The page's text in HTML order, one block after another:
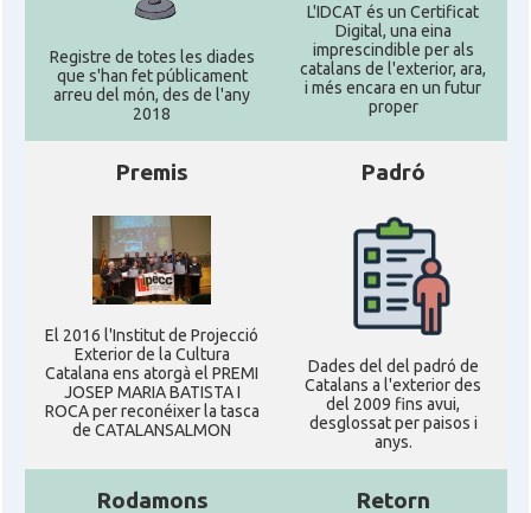
Registre de totes les diades
que s'han fet públicament
arreu del món, des de l'any
2018
L'IDCAT és un Certificat
Digital, una eina
imprescindible per als
catalans de l'exterior, ara,
i més encara en un futur
proper
Premis
El 2016 l'Institut de Projecció
Exterior de la Cultura
Catalana ens atorgà el PREMI
JOSEP MARIA BATISTA I
ROCA per reconéixer la tasca
de CATALANSALMON
Padró
Dades del del padró de
Catalans a l'exterior des
del 2009 fins avui,
desglossat per paisos i
anys.
Rodamons Retorn